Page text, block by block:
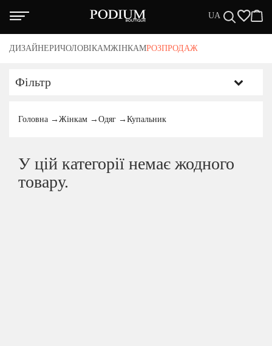
UA
ДИЗАЙНЕРИЧОЛОВІКАМЖІНКАМРОЗПРОДАЖ
Доставка
повернення
Фільтр
КАТЕГОРІЇ
Жінкам
Розпродаж
Головна → Жінкам → Одяг → Купальник
У цій категорії немає жодного
товару.